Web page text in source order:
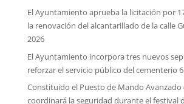
El Ayuntamiento aprueba la licitación por
la renovación del alcantarillado de la calle
2026
El Ayuntamiento incorpora tres nuevos
reforzar el servicio público del cementerio
Constituido el Puesto de Mando Avanzado
coordinará la seguridad durante el festival